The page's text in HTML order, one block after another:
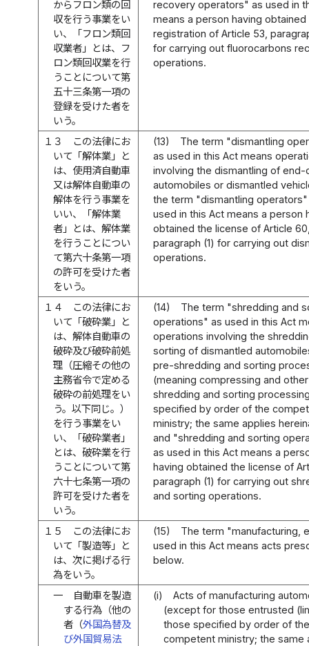
からフロン類の回
収を行う事業をい
い、「フロン類回
収業者」とは、フ
ロン類回収業を行
うことについて第
五十三条第一項の
登録を受けた者を
いう。
recovery operators" as used in
means a person having obtained
registration of Article 53,
for carrying out fluorocarbons
operations.
１３
この法律にお
いて「解体業」と
は、使用済自動車
又は解体自動車の
解体を行う事業を
いい、「解体業
者」とは、解体業
を行うことについ
て第六十条第一項
の許可を受けた者
をいう。
(13)
The term "dismantling
as used in this Act means
involving the dismantling of
automobiles or dismantled
the term "dismantling
used in this Act means a person
obtained the license of Article
paragraph (1) for carrying out
operations.
１４
この法律にお
いて「破砕業」と
は、解体自動車の
破砕及び破砕前処
理（圧縮その他の
主務省令で定める
破砕の前処理をい
う。以下同じ。）
を行う事業をい
い、「破砕業者」
とは、破砕業を行
うことについて第
六十七条第一項の
許可を受けた者を
いう。
(14)
The term "shredding and
operations" as used in this Act
operations involving the
sorting of dismantled
pre-shredding and sorting
(meaning compressing and
shredding and sorting
specified by order of the
ministry; the same applies
and "shredding and sorting
as used in this Act means a
having obtained the license of
paragraph (1) for carrying out
and sorting operations.
１５
この法律にお
いて「製造等」と
は、次に掲げる行
為をいう。
(15)
The term "manufacturing,
used in this Act means acts
below.
一
自動車を製造
する行為（他の
者（外国為替及
び外国貿易法
(i)
Acts of manufacturing
(except for those entrusted
those specified by order of the
competent ministry; the same